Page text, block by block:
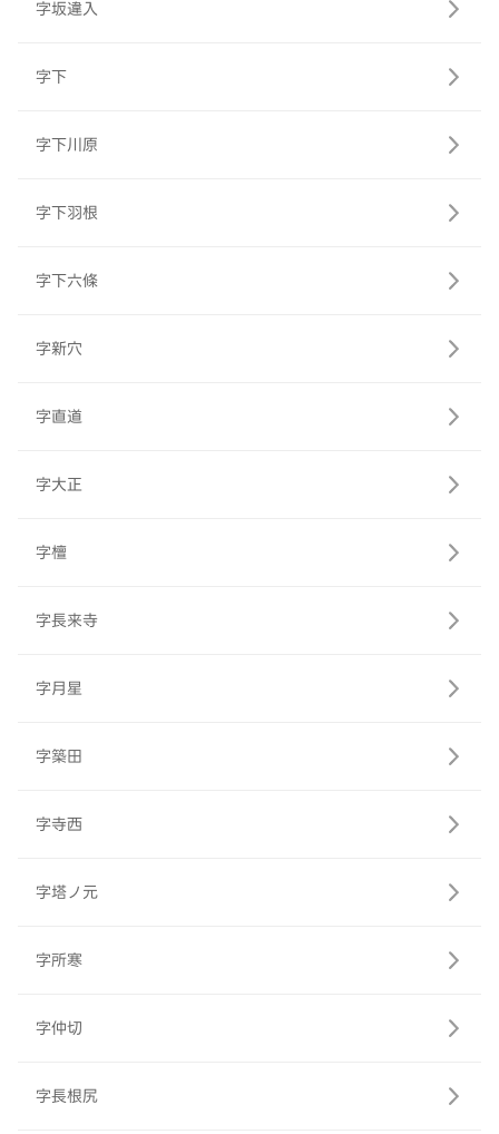
字坂違入
字下
字下川原
字下羽根
字下六條
字新穴
字直道
字大正
字檀
字長来寺
字月星
字築田
字寺西
字塔ノ元
字所寒
字仲切
字長根尻